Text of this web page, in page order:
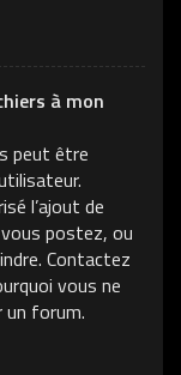
à mon
peut être
l’ajout de
postez, ou
Contactez
vous ne
un forum.